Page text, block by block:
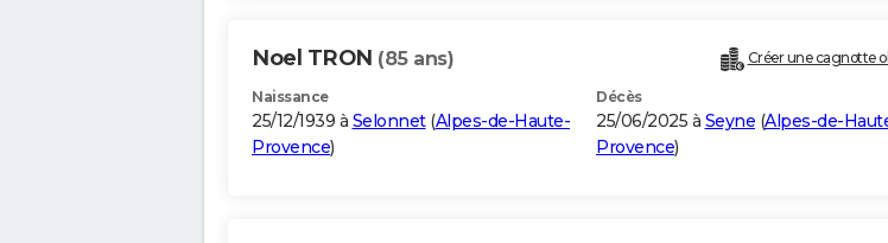
Noel TRON (85 ans) Créer une cagnotte
Naissance
25/12/1939 à Selonnet(Alpes-de-Haute-
Provence)
Décès
25/06/2025 à Seyne (Alpes-de-
Provence)